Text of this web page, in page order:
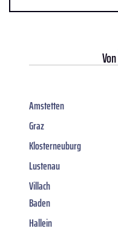
Von
Amstetten
Graz
Klosterneuburg
Lustenau
Villach
Baden
Hallein